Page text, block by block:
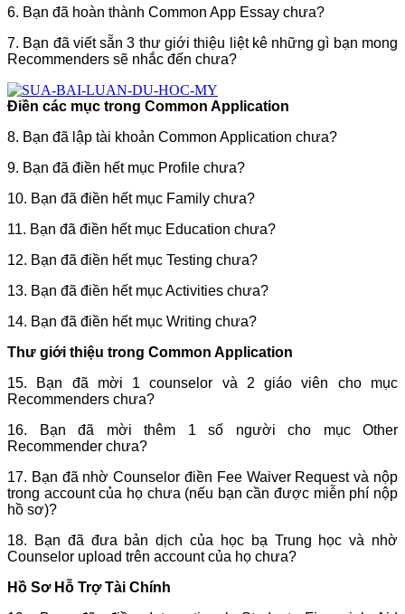
6. Bạn đã hoàn thành Common App Essay chưa?
7. Bạn đã viết sẵn 3 thư giới thiệu liệt kê những gì bạn mong
Recommenders sẽ nhắc đến chưa?
Điền các mục trong Common Application
8. Bạn đã lập tài khoản Common Application chưa?
9. Bạn đã điền hết mục Profile chưa?
10. Bạn đã điền hết mục Family chưa?
11. Bạn đã điền hết mục Education chưa?
12. Bạn đã điền hết mục Testing chưa?
13. Bạn đã điền hết mục Activities chưa?
14. Bạn đã điền hết mục Writing chưa?
Thư giới thiệu trong Common Application
15. Bạn đã mời 1 counselor và 2 giáo viên cho mục
Recommenders chưa?
16. Bạn đã mời thêm 1 số người cho mục Other
Recommender chưa?
17. Bạn đã nhờ Counselor điền Fee Waiver Request và nộp
trong account của họ chưa (nếu bạn cần được miễn phí nộp
hồ sơ)?
18. Bạn đã đưa bản dịch của học bạ Trung học và nhờ
Counselor upload trên account của họ chưa?
Hồ Sơ Hỗ Trợ Tài Chính